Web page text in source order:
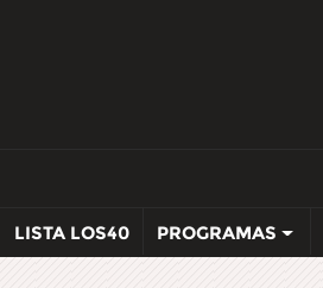
LISTA LOS40 PROGRAMAS